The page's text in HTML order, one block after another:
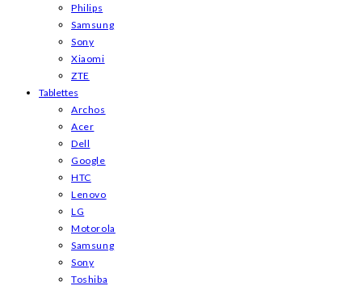
Philips
Samsung
Sony
Xiaomi
ZTE
Tablettes
Archos
Acer
Dell
Google
HTC
Lenovo
LG
Motorola
Samsung
Sony
Toshiba